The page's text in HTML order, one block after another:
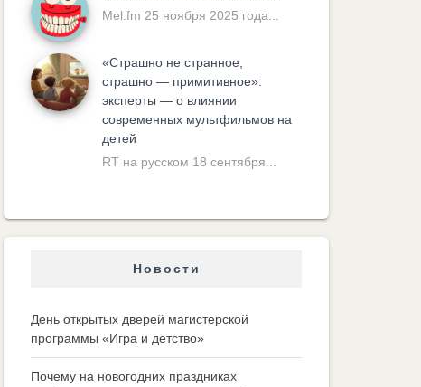
Mel.fm 25 ноября 2025 года...
«Cтрашно не странное,
страшно — примитивное»:
эксперты — о влиянии
современных мультфильмов на
детей
RT на русском 18 сентября...
Новости
День открытых дверей магистерской
программы «Игра и детство»
Почему на новогодних праздниках